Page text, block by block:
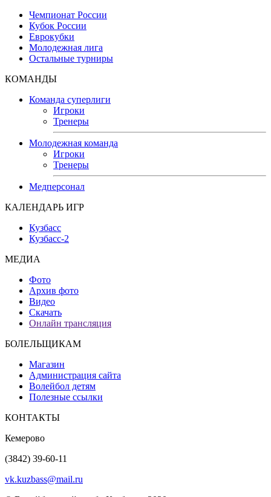
Чемпионат России
Кубок России
Еврокубки
Молодежная лига
Остальные турниры
КОМАНДЫ
Команда суперлиги
Игроки
Тренеры
Молодежная команда
Игроки
Тренеры
Медперсонал
КАЛЕНДАРЬ ИГР
Кузбасс
Кузбасс-2
МЕДИА
Фото
Архив фото
Видео
Скачать
Онлайн трансляция
БОЛЕЛЬЩИКАМ
Магазин
Администрация сайта
Волейбол детям
Полезные ссылки
КОНТАКТЫ
Кемерово
(3842) 39-60-11
vk.kuzbass@mail.ru